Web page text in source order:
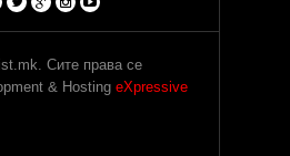
Сите права се
& Hosting eXpressive